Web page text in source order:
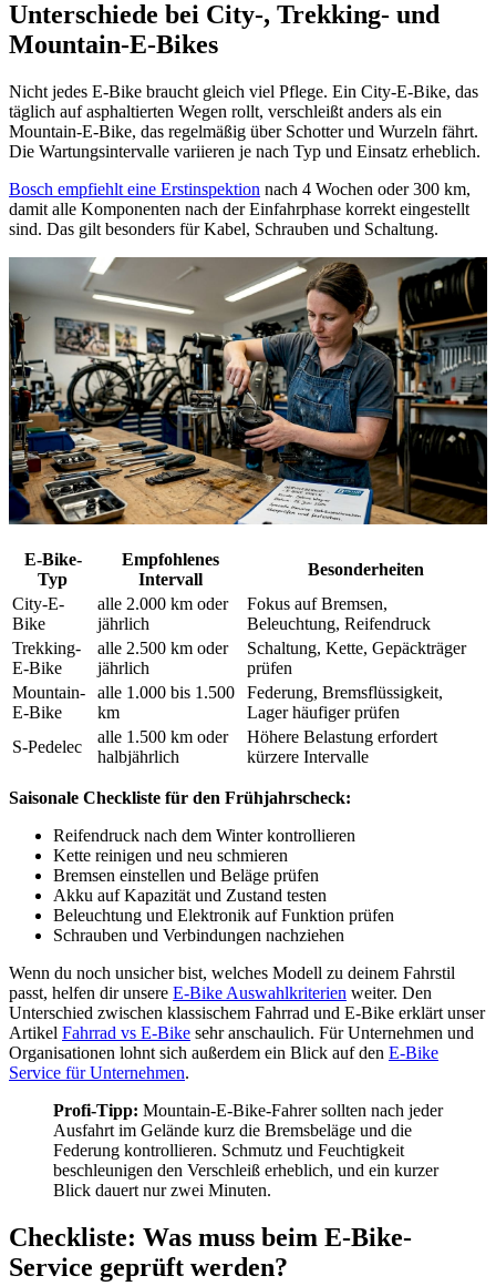
Unterschiede bei City-, Trekking- und
Mountain-E-Bikes
Nicht jedes E-Bike braucht gleich viel Pflege. Ein City-E-Bike, das
täglich auf asphaltierten Wegen rollt, verschleißt anders als ein
Mountain-E-Bike, das regelmäßig über Schotter und Wurzeln fährt.
Die Wartungsintervalle variieren je nach Typ und Einsatz erheblich.
Bosch empfiehlt eine Erstinspektion nach 4 Wochen oder 300 km,
damit alle Komponenten nach der Einfahrphase korrekt eingestellt
sind. Das gilt besonders für Kabel, Schrauben und Schaltung.
E-Bike-
Typ
Empfohlenes
Intervall
Besonderheiten
City-E-
Bike
alle 2.000 km oder
jährlich
Fokus auf Bremsen,
Beleuchtung, Reifendruck
Trekking-
E-Bike
alle 2.500 km oder
jährlich
Schaltung, Kette, Gepäckträger
prüfen
Mountain-
E-Bike
alle 1.000 bis 1.500
km
Federung, Bremsflüssigkeit,
Lager häufiger prüfen
S-Pedelec
alle 1.500 km oder
halbjährlich
Höhere Belastung erfordert
kürzere Intervalle
Saisonale Checkliste für den Frühjahrscheck:
Reifendruck nach dem Winter kontrollieren
Kette reinigen und neu schmieren
Bremsen einstellen und Beläge prüfen
Akku auf Kapazität und Zustand testen
Beleuchtung und Elektronik auf Funktion prüfen
Schrauben und Verbindungen nachziehen
Wenn du noch unsicher bist, welches Modell zu deinem Fahrstil
passt, helfen dir unsere E-Bike Auswahlkriterien weiter. Den
Unterschied zwischen klassischem Fahrrad und E-Bike erklärt unser
Artikel Fahrrad vs E-Bike sehr anschaulich. Für Unternehmen und
Organisationen lohnt sich außerdem ein Blick auf den E-Bike
Service für Unternehmen.
Profi-Tipp: Mountain-E-Bike-Fahrer sollten nach jeder
Ausfahrt im Gelände kurz die Bremsbeläge und die
Federung kontrollieren. Schmutz und Feuchtigkeit
beschleunigen den Verschleiß erheblich, und ein kurzer
Blick dauert nur zwei Minuten.
Checkliste: Was muss beim E-Bike-
Service geprüft werden?